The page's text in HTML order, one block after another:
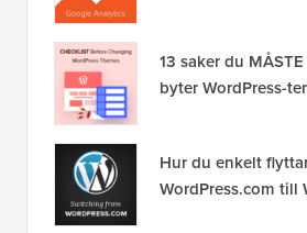
13 saker du
byter WordPress-
Hur du enkelt
WordPress.com till